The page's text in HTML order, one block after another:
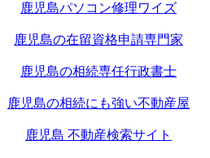
鹿児島パソコン修理ワイズ
鹿児島の在留資格申請専門家
鹿児島の相続専任行政書士
鹿児島の相続にも強い不動産屋
鹿児島 不動産検索サイト